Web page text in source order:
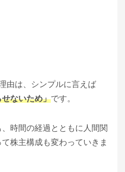
由は、シンプルに言えば
ないため」です。
時間の経過とともに人間関
株主構成も変わっていきま